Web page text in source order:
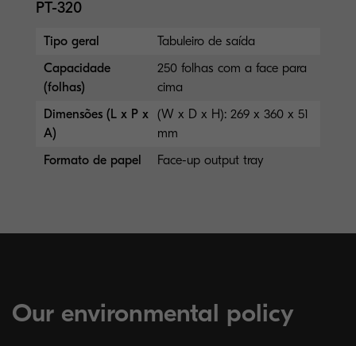
PT-320
Tipo geral
Tabuleiro de saída
Capacidade
(folhas)
250 folhas com a face para
cima
Dimensões (L x P x
A)
(W x D x H): 269 x 360 x 51
mm
Formato de papel
Face-up output tray
Our environmental policy